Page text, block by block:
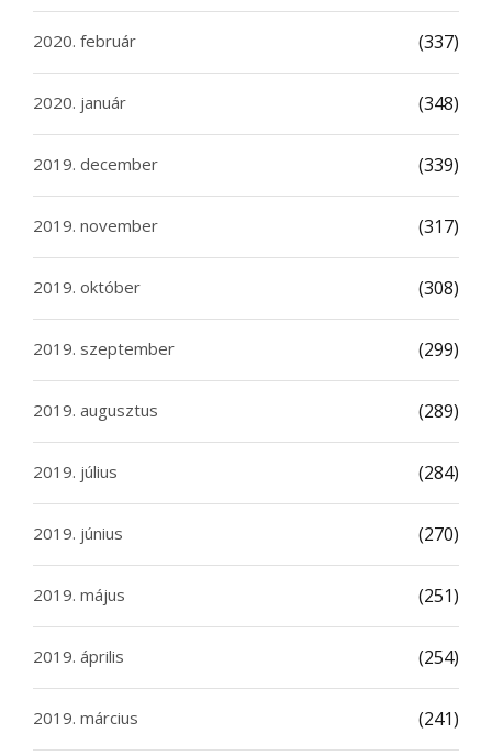
2020. február (337)
2020. január (348)
2019. december (339)
2019. november (317)
2019. október (308)
2019. szeptember (299)
2019. augusztus (289)
2019. július (284)
2019. június (270)
2019. május (251)
2019. április (254)
2019. március (241)